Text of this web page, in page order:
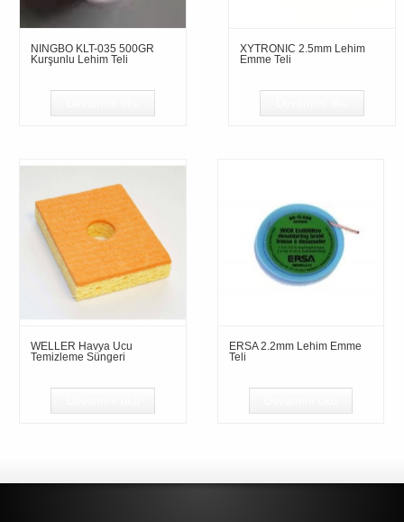
NINGBO KLT-035 500GR
Kurşunlu Lehim Teli
XYTRONIC 2.5mm Lehim
Emme Teli
WELLER Havya Ucu
Temizleme Süngeri
ERSA 2.2mm Lehim Emme
Teli